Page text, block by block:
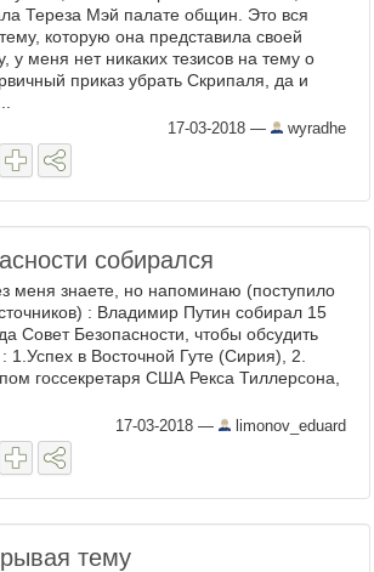
Тереза Мэй палате общин. Это вся
которую она представила своей
у меня нет никаких тезисов на тему о
приказ убрать Скрипаля, да и
17-03-2018 — wyradhe
собирался
меня знаете, но напоминаю (поступило
: Владимир Путин собирал 15
Совет Безопасности, чтобы обсудить
в Восточной Гуте (Сирия), 2.
госсекретаря США Рекса Тиллерсона,
17-03-2018 — limonov_eduard
тему